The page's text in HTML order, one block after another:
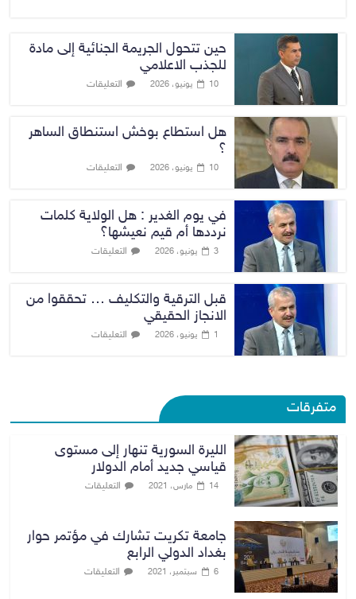
حين تتحول الجريمة الجنائية إلى مادة
للجذب الاعلامي
10 يونيو، 2026 التعليقات
هل استطاع بوخش استنطاق الساهر
؟
10 يونيو، 2026 التعليقات
في يوم الغدير : هل الولاية كلمات
نرددها أم قيم نعيشها؟
3 يونيو، 2026 التعليقات
قبل الترقية والتكليف … تحققوا من
الانجاز الحقيقي
1 يونيو، 2026 التعليقات
متفرقات
الليرة السورية تنهار إلى مستوى
قياسي جديد أمام الدولار
14 مارس، 2021 التعليقات
جامعة تكريت تشارك في مؤتمر حوار
بغداد الدولي الرابع
6 سبتمبر، 2021 التعليقات